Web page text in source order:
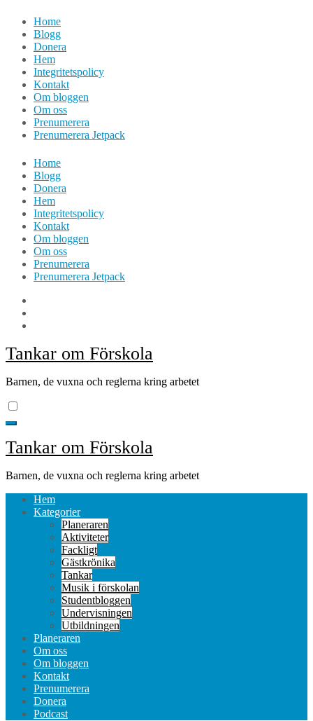
Hoppa
innehåll
Home
Blogg
Donera
Hem
Integritetspolicy
Kontakt
Om bloggen
Om oss
Prenumerera
Prenumerera Jetpack
Home
Blogg
Donera
Hem
Integritetspolicy
Kontakt
Om bloggen
Om oss
Prenumerera
Prenumerera Jetpack
Tankar om Förskola
Barnen, de vuxna och reglerna kring arbetet
Tankar om Förskola
Barnen, de vuxna och reglerna kring arbetet
Hem
Kategorier
Planeraren
Aktiviteter
Fackligt
Gästkrönika
Tankar
Musik i förskolan
Studentbloggen
Undervisningen
Utbildningen
Planeraren
Om oss
Om bloggen
Kontakt
Prenumerera
Donera
Podcast